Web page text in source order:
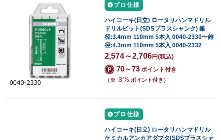
プロ仕様
ハイコーキ(日立) ロータリハンマドリル
ドリルビット(SDSプラスシャンク) 錐
径:3.4mm 110mm 5本入 0040-2330〜錐
径:4.3mm 110mm 5本入 0040-2332
2,574～2,706円(税込)
70～73 ポイント付き
（※ ３% ポイント付き）
プロ仕様
ハイコーキ(日立) ロータリハンマドリル
ケミカルアンカアダプタ(SDSプラスシャ